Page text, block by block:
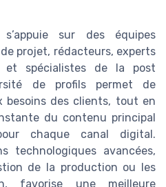
sur des équipes
projet, rédacteurs, experts
et spécialistes de la post
de profils permet de
besoins des clients, tout en
du contenu principal
chaque canal digital.
technologiques avancées,
de la production ou les
favorise une meilleure